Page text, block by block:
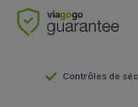
Contrôles de